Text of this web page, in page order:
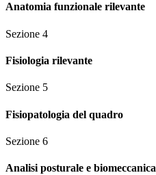
Anatomia funzionale rilevante
Sezione 4
Fisiologia rilevante
Sezione 5
Fisiopatologia del quadro
Sezione 6
Analisi posturale e biomeccanica